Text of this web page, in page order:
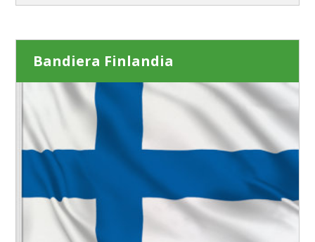
Bandiera Finlandia